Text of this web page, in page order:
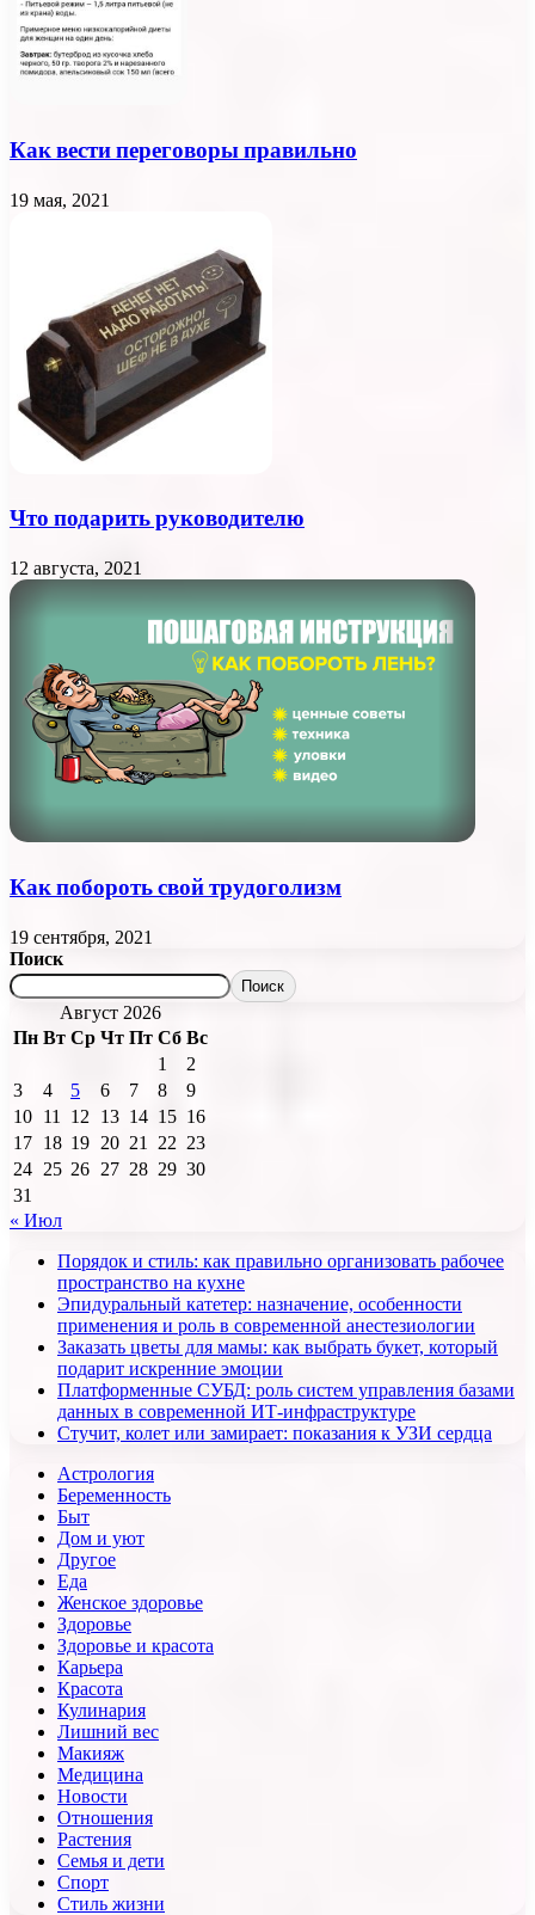
Как вести переговоры правильно
19 мая, 2021
Что подарить руководителю
12 августа, 2021
Как побороть свой трудоголизм
19 сентября, 2021
Поиск
Поиск
Август 2026
Пн Вт Ср Чт Пт Сб Вс
1
2
3
4 5 6 7 8
9
10 11 12 13 14 15 16
17 18 19 20 21 22 23
24 25 26 27 28 29 30
31
« Июл
Порядок и стиль: как правильно организовать рабочее
пространство на кухне
Эпидуральный катетер: назначение, особенности
применения и роль в современной анестезиологии
Заказать цветы для мамы: как выбрать букет, который
подарит искренние эмоции
Платформенные СУБД: роль систем управления базами
данных в современной ИТ-инфраструктуре
Стучит, колет или замирает: показания к УЗИ сердца
Астрология
Беременность
Быт
Дом и уют
Другое
Еда
Женское здоровье
Здоровье
Здоровье и красота
Карьера
Красота
Кулинария
Лишний вес
Макияж
Медицина
Новости
Отношения
Растения
Семья и дети
Спорт
Стиль жизни